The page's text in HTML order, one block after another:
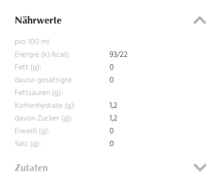
Nährwerte
pro 100 ml
Energie (kJ/kcal):
93/22
Fett (g):
0
davon gesättigte
Fettsäuren (g):
0
Kohlenhydrate (g):
1,2
davon Zucker (g):
1,2
Eiweiß (g):
0
Salz (g):
0
Zutaten